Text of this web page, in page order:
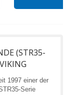
(STR35-
1997 einer der
Serie